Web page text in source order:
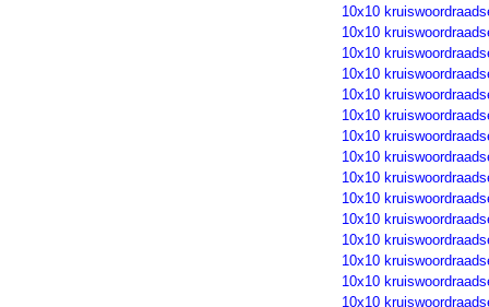
10x10
10x10
10x10
10x10
10x10
10x10
10x10
10x10
10x10
10x10
10x10
10x10
10x10
10x10
10x10